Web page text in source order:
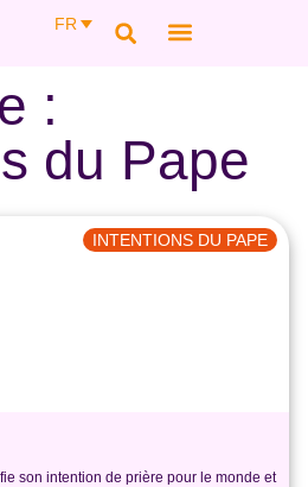
FR
:
du Pape
INTENTIONS DU PAPE
son intention de prière pour le monde et